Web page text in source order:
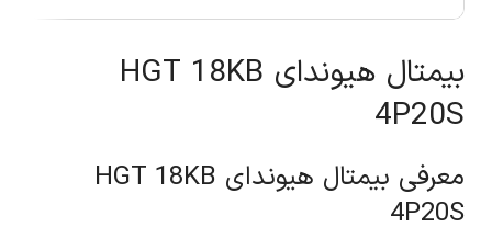
بیمتال هیوندای HGT 18KB
4P20S
معرفی بیمتال هیوندای HGT 18KB
4P20S